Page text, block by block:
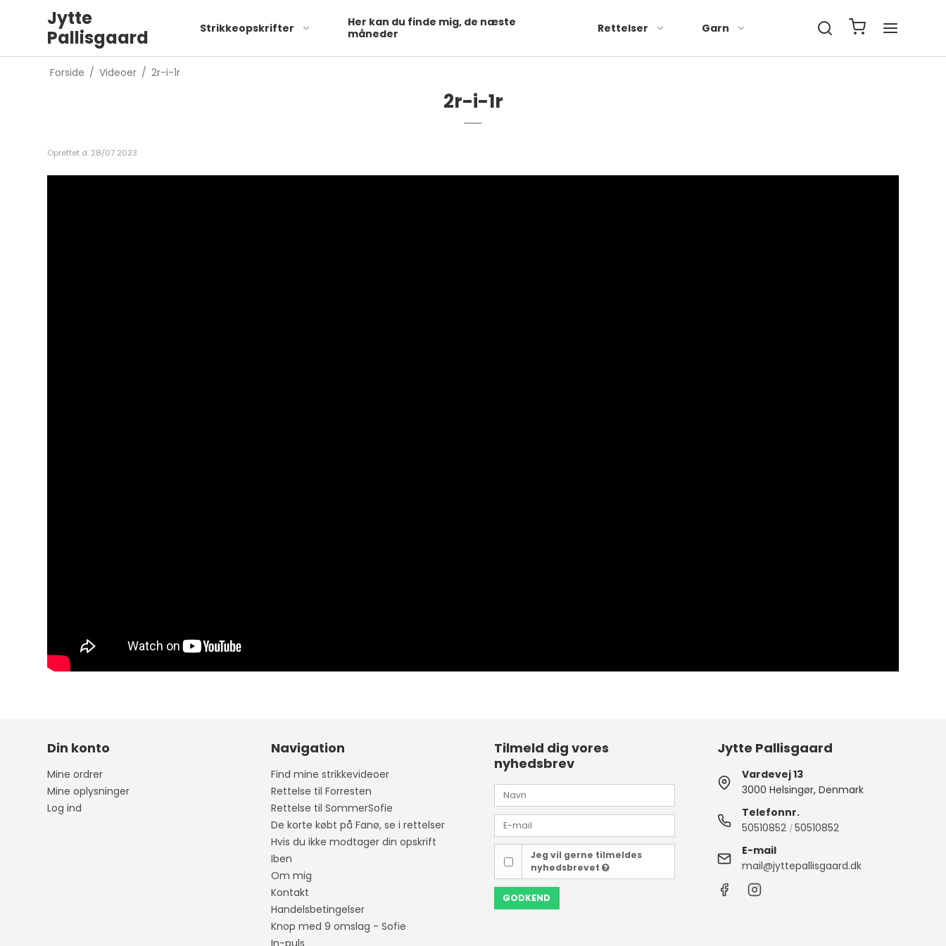
Jytte
Pallisgaard
Strikkeopskrifter
Her kan du finde mig, de næste
måneder
Rettelser Garn
Forside / Videoer / 2r-i-1r
2r-i-1r
Oprettet d. 28/07 2023
Din konto
Mine ordrer
Mine oplysninger
Log ind
Navigation
Find mine strikkevideoer
Rettelse til Forresten
Rettelse til SommerSofie
De korte købt på Fanø, se i rettelser
Hvis du ikke modtager din opskrift
Iben
Om mig
Kontakt
Handelsbetingelser
Knop med 9 omslag - Sofie
Tilmeld dig vores
nyhedsbrev
Jeg vil gerne tilmeldes
nyhedsbrevet
GODKEND
Jytte Pallisgaard
Vardevej 13
3000 Helsingør, Denmark
Telefonnr.
50510852 /50510852
E-mail
mail@jyttepallisgaard.dk